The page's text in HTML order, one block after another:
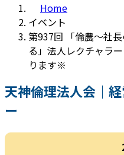
Home
イベント
第937回 「倫農～社
る」法人レクチャラ
ります※
天神倫理法人会｜
ー